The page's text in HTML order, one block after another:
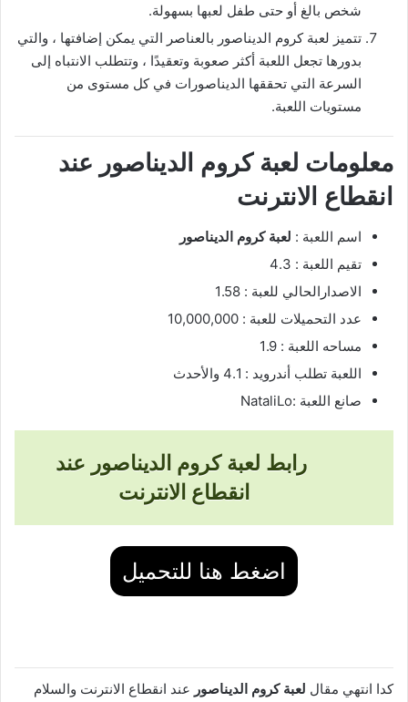
شخص بالغ أو حتى طفل لعبها بسهولة.
تتميز لعبة كروم الديناصور بالعناصر التي يمكن إضافتها ، والتي
بدورها تجعل اللعبة أكثر صعوبة وتعقيدًا ، وتتطلب الانتباه إلى
السرعة التي تحققها الديناصورات في كل مستوى من
مستويات اللعبة.
معلومات لعبة كروم الديناصور عند
انقطاع الانترنت
اسم اللعبة : لعبة كروم الديناصور
تقيم اللعبة : 4.3
الاصدارالحالي للعبة : 1.58
عدد التحميلات للعبة : 10,000,000
مساحه اللعبة : 1.9
اللعبة تطلب أندرويد : 4.1 والأحدث
صانع اللعبة :NataliLo
رابط لعبة كروم الديناصور عند
انقطاع الانترنت
اضغط هنا للتحميل
كدا انتهي مقال لعبة كروم الديناصور عند انقطاع الانترنت والسلام